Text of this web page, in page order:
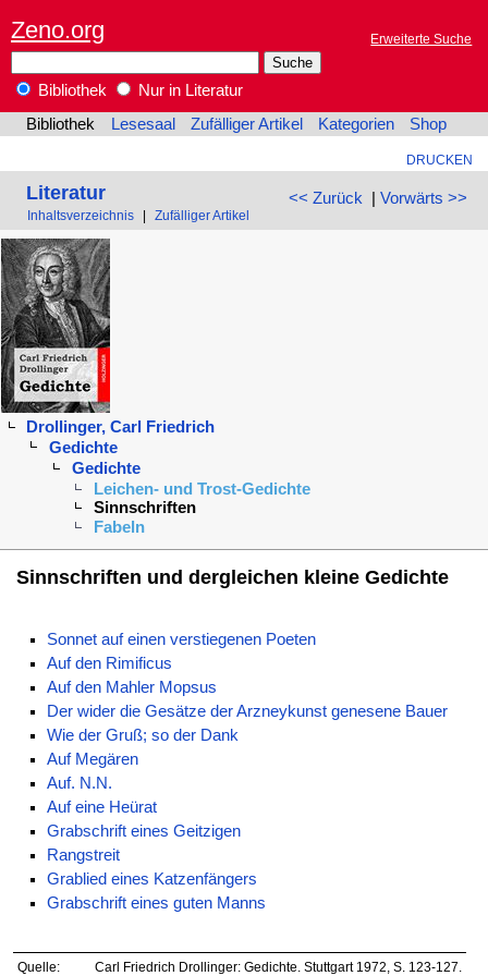
Zeno.org Erweiterte Suche
Bibliothek
Nur in Literatur
Bibliothek
Lesesaal Zufälliger Artikel Kategorien Shop
DRUCKEN
<< Zurück | Vorwärts >>
Literatur
Inhaltsverzeichnis Zufälliger Artikel
Drollinger, Carl Friedrich
Gedichte
Gedichte
Leichen- und Trost-Gedichte
Sinnschriften
Fabeln
Sinnschriften und dergleichen kleine Gedichte
Sonnet auf einen verstiegenen Poeten
Auf den Rimificus
Auf den Mahler Mopsus
Der wider die Gesätze der Arzneykunst genesene Bauer
Wie der Gruß; so der Dank
Auf Megären
Auf. N.N.
Auf eine Heürat
Grabschrift eines Geitzigen
Rangstreit
Grablied eines Katzenfängers
Grabschrift eines guten Manns
Quelle: Carl Friedrich Drollinger: Gedichte. Stuttgart 1972, S. 123-127.